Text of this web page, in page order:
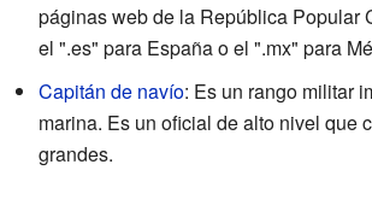
páginas web de la República Popular
el ".es" para España o el ".mx" para
Capitán de navío: Es un rango militar
marina. Es un oficial de alto nivel que
grandes.